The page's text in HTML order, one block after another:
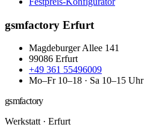
gsmfactory Erfurt
Magdeburger Allee 141
99086 Erfurt
+49 361 55496009
Mo–Fr 10–18 · Sa 10–15 Uhr
gsmfactory
Werkstatt· Erfurt